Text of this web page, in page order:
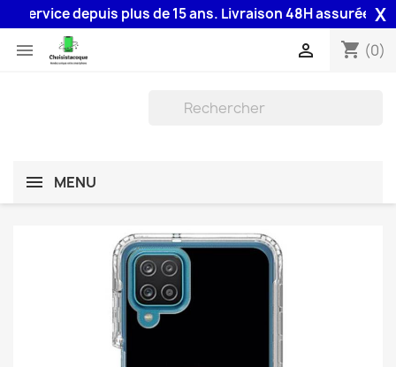
depuis plus de 15 ans. Livraison 48H assurée par la
X
 shopping_cart (0)

MENU